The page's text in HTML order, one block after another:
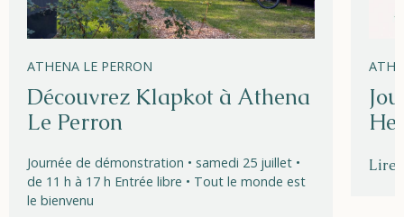
ATHENA LE PERRON
Découvrez Klapkot à Athena
Le Perron
Journée de démonstration • samedi 25 juillet •
de 11 h à 17 h Entrée libre • Tout le monde est
le bienvenu
Lire